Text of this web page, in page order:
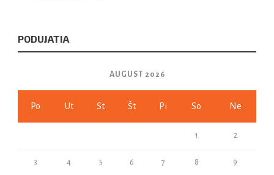
PODUJATIA
AUGUST 2026
Po Ut St Št Pi So Ne
1 2
3 4 5 6 7 8 9